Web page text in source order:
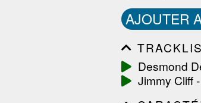
AJOUTER
Desmond
Jimmy Cliff